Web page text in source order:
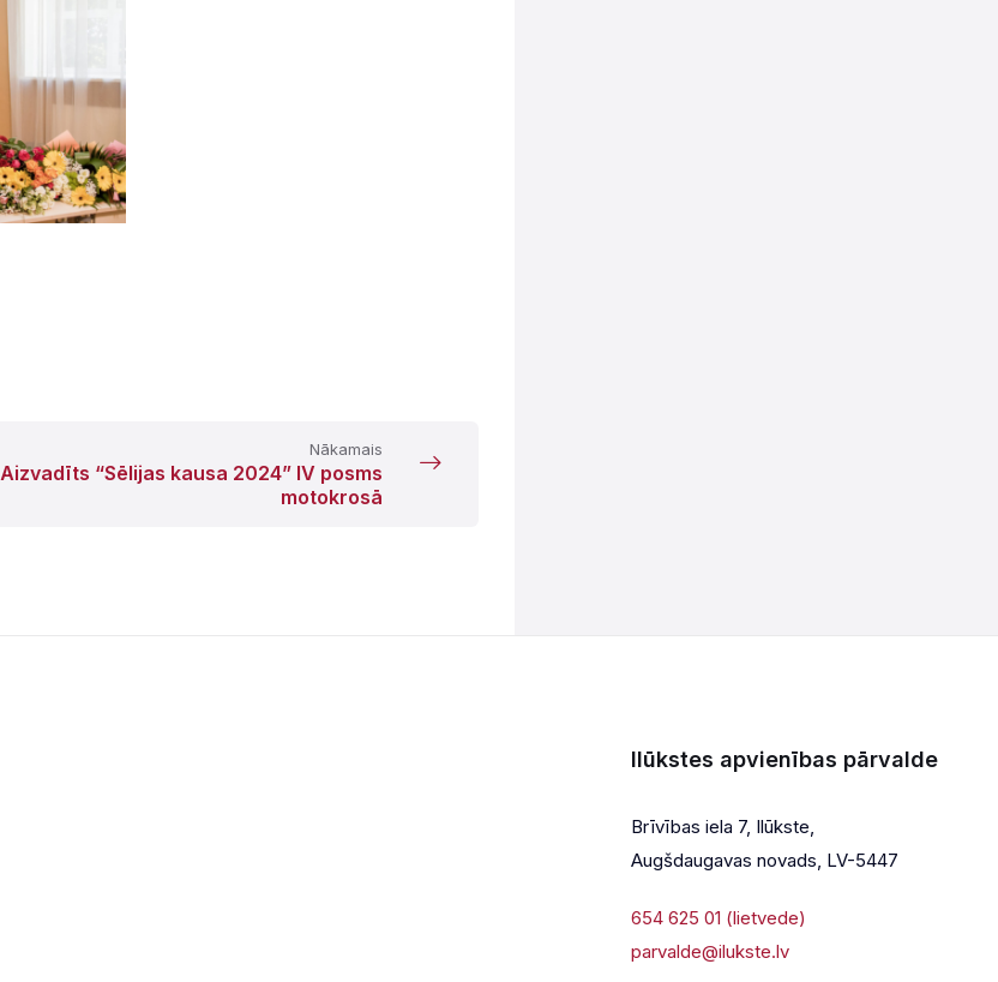
Nākamais
Aizvadīts “Sēlijas kausa 2024” IV posms
motokrosā
Ilūkstes apvienības pārvalde
Brīvības iela 7, Ilūkste,
Augšdaugavas novads, LV-5447
654 625 01 (lietvede)
parvalde@ilukste.lv